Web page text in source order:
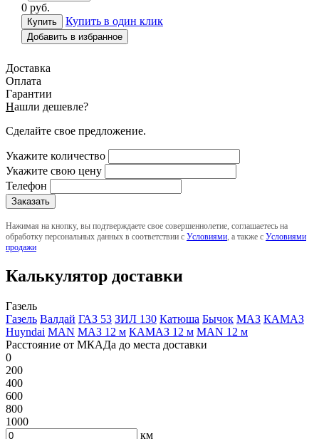
0 руб.
Купить в один клик
Добавить в избранное
Доставка
Оплата
Гарантии
Нашли дешевле?
Сделайте свое предложение.
Укажите количество
Укажите свою цену
Телефон
Нажимая на кнопку, вы подтверждаете свое совершеннолетие, соглашаетесь на
обработку персональных данных в соответствии с Условиями , а также с Условиями
продажи
Калькулятор доставки
Газель
Газель Валдай ГАЗ 53 ЗИЛ 130 Катюша Бычок МАЗ КАМАЗ
Huyndai MAN МАЗ 12 м КАМАЗ 12 м MAN 12 м
Расстояние от МКАДа до места доставки
0
200
400
600
800
1000
км